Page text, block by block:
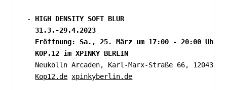
-
HIGH DENSITY SOFT BLUR
  31.3.-29.4.2023
  Eröffnung: Sa., 25. März um 17:00 - 20:00 Uhr
KOP.12 im XPINKY BERLIN
Neukölln Arcaden, Karl-Marx-Straße 66, 12043
Kop12.de xpinkyberlin.de